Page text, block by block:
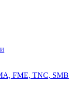
FME, TNC, SMB